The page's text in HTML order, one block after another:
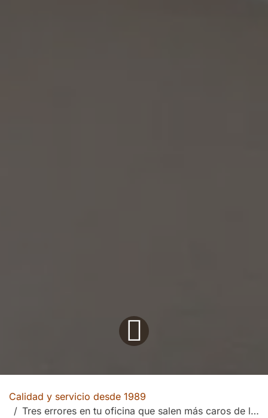
Calidad y servicio desde 1989
Tres errores en tu oficina que salen más caros de lo que crees